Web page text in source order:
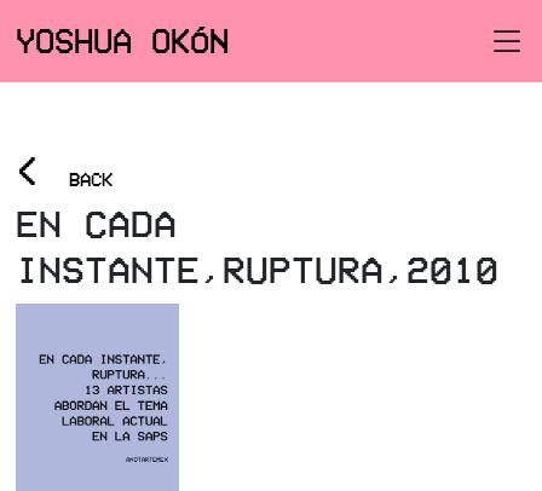
YOSHUA OKÓN
< BACK
EN CADA
INSTANTE,RUPTURA,2010